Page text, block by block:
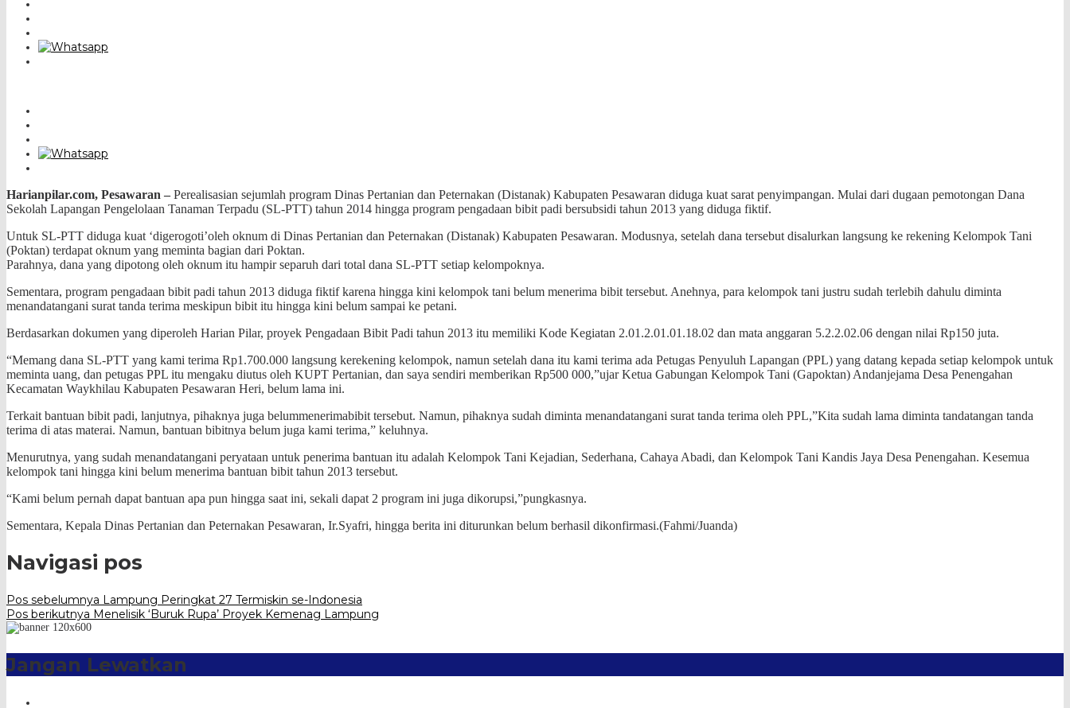
Harianpilar.com, Pesawaran – Perealisasian sejumlah program Dinas Pertanian dan Peternakan (Distanak) Kabupaten Pesawaran diduga kuat sarat penyimpangan. Mulai dari dugaan pemotongan Dana
Sekolah Lapangan Pengelolaan Tanaman Terpadu (SL-PTT) tahun 2014 hingga program pengadaan bibit padi bersubsidi tahun 2013 yang diduga fiktif.
Untuk SL-PTT diduga kuat ‘digerogoti’oleh oknum di Dinas Pertanian dan Peternakan (Distanak) Kabupaten Pesawaran. Modusnya, setelah dana tersebut disalurkan langsung ke rekening Kelompok Tani
(Poktan) terdapat oknum yang meminta bagian dari Poktan.
Parahnya, dana yang dipotong oleh oknum itu hampir separuh dari total dana SL-PTT setiap kelompoknya.
Sementara, program pengadaan bibit padi tahun 2013 diduga fiktif karena hingga kini kelompok tani belum menerima bibit tersebut. Anehnya, para kelompok tani justru sudah terlebih dahulu diminta
menandatangani surat tanda terima meskipun bibit itu hingga kini belum sampai ke petani.
Berdasarkan dokumen yang diperoleh Harian Pilar, proyek Pengadaan Bibit Padi tahun 2013 itu memiliki Kode Kegiatan 2.01.2.01.01.18.02 dan mata anggaran 5.2.2.02.06 dengan nilai Rp150 juta.
“Memang dana SL-PTT yang kami terima Rp1.700.000 langsung kerekening kelompok, namun setelah dana itu kami terima ada Petugas Penyuluh Lapangan (PPL) yang datang kepada setiap kelompok untuk
meminta uang, dan petugas PPL itu mengaku diutus oleh KUPT Pertanian, dan saya sendiri memberikan Rp500 000,”ujar Ketua Gabungan Kelompok Tani (Gapoktan) Andanjejama Desa Penengahan
Kecamatan Waykhilau Kabupaten Pesawaran Heri, belum lama ini.
Terkait bantuan bibit padi, lanjutnya, pihaknya juga belummenerimabibit tersebut. Namun, pihaknya sudah diminta menandatangani surat tanda terima oleh PPL,”Kita sudah lama diminta tandatangan tanda
terima di atas materai. Namun, bantuan bibitnya belum juga kami terima,” keluhnya.
Menurutnya, yang sudah menandatangani peryataan untuk penerima bantuan itu adalah Kelompok Tani Kejadian, Sederhana, Cahaya Abadi, dan Kelompok Tani Kandis Jaya Desa Penengahan. Kesemua
kelompok tani hingga kini belum menerima bantuan bibit tahun 2013 tersebut.
“Kami belum pernah dapat bantuan apa pun hingga saat ini, sekali dapat 2 program ini juga dikorupsi,”pungkasnya.
Sementara, Kepala Dinas Pertanian dan Peternakan Pesawaran, Ir.Syafri, hingga berita ini diturunkan belum berhasil dikonfirmasi.(Fahmi/Juanda)
Navigasi pos
Pos sebelumnya Lampung Peringkat 27 Termiskin se-Indonesia
Pos berikutnya Menelisik ‘Buruk Rupa’ Proyek Kemenag Lampung
Jangan Lewatkan